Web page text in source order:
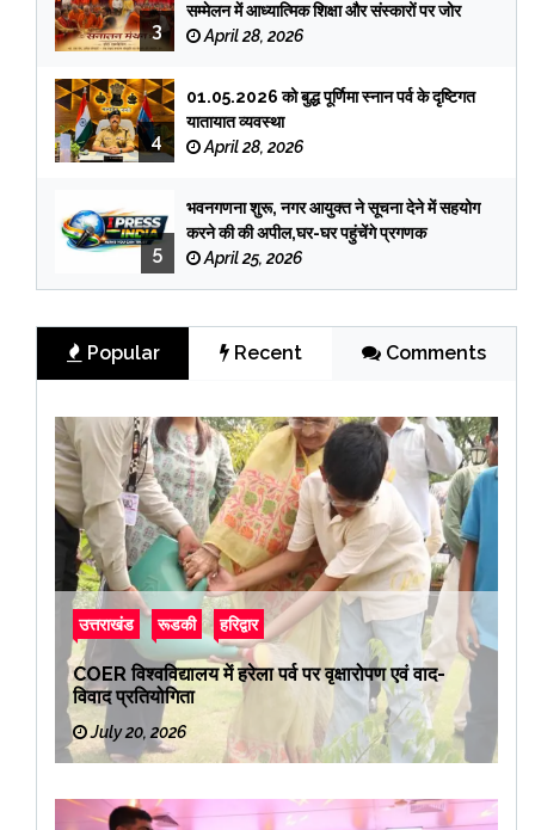
3
सम्मेलन में आध्यात्मिक शिक्षा और संस्कारों पर जोर
April 28, 2026
4
01.05.2026 को बुद्ध पूर्णिमा स्नान पर्व के दृष्टिगत
यातायात व्यवस्था
April 28, 2026
5
भवनगणना शुरू, नगर आयुक्त ने सूचना देने में सहयोग
करने की की अपील,घर-घर पहुंचेंगे प्रगणक
April 25, 2026
Popular Recent Comments
उत्तराखंड रूडकी हरिद्वार
COER विश्वविद्यालय में हरेला पर्व पर वृक्षारोपण एवं वाद-
विवाद प्रतियोगिता
July 20, 2026